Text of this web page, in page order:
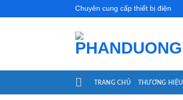
Chuyên cung cấp thiết bị điện
TRANG CHỦ THƯƠNG HIỆU